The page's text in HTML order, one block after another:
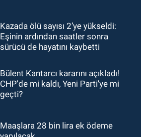
Zonguldak
14:44
Hava kalitesi tehlikeli seviyede.
Kazada ölü sayısı 2’ye yükseldi:
Eşinin ardından saatler sonra
sürücü de hayatını kaybetti
Bülent Kantarcı kararını açıkladı!
CHP'de mi kaldı, Yeni Parti'ye mi
geçti?
Maaşlara 28 bin lira ek ödeme